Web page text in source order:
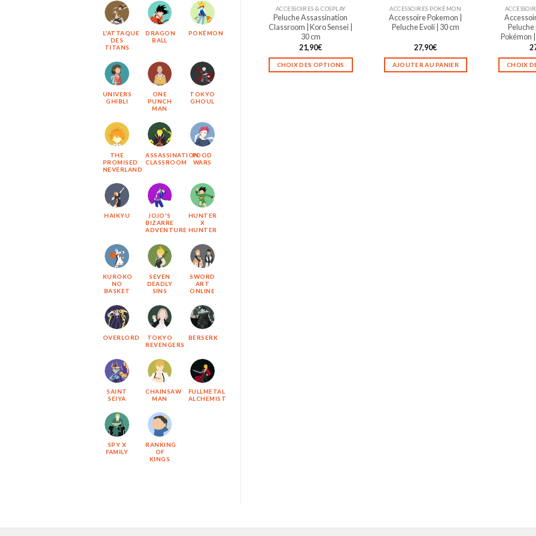
L'ATTAQUE
DES
TITANS
DRAGON
BALL
POKÉMON
UNIVERS
GHIBLI
ONE
PUNCH
MAN
TOKYO
GHOUL
THE
PROMISED
NEVERLAND
ASSASSINATION
CLASSROOM
FOOD
WARS
HAIKYU
JOJO'S
BIZARRE
ADVENTURE
HUNTER
X
HUNTER
KUROKO
NO
BASKET
SEVEN
DEADLY
SINS
SWORD
ART
ONLINE
OVERLORD
TOKYO
REVENGERS
BERSERK
SAINT
SEIYA
CHAINSAW
MAN
FULLMETAL
ALCHEMIST
SPY X
FAMILY
RANKING
OF
KINGS
la
page
du
produit
la
page
produit
ACCESSOIRES & COSPLAY
Peluche Assassination
Classroom | Koro Sensei |
30 cm
21,90€
CHOIX DES OPTIONS
ACCESSOIRES POKÉMON
Accessoire Pokemon |
Peluche Evoli | 30 cm
27,90€
AJOUTER AU PANIER
Pokémon
CHOIX